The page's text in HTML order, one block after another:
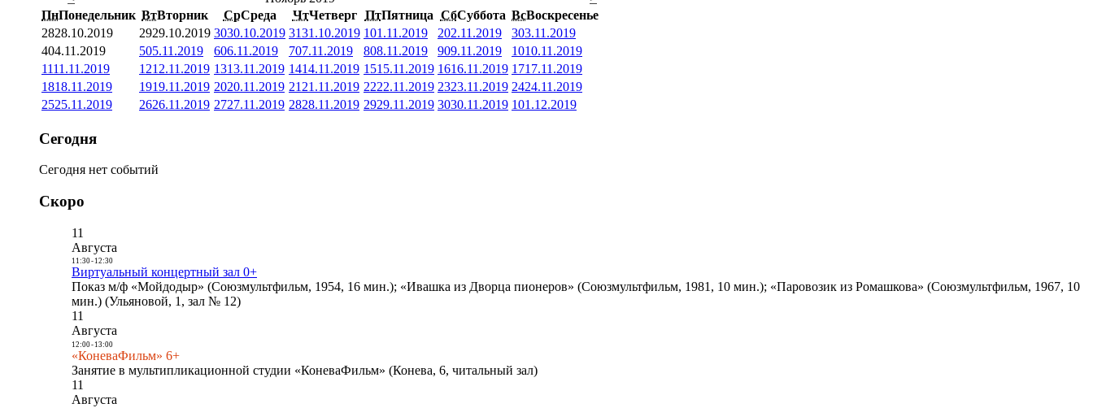
ПнПонедельник ВтВторник СрСреда ЧтЧетверг ПтПятница СбСуббота ВсВоскресенье
2828.10.2019 2929.10.2019 3030.10.2019 3131.10.2019 101.11.2019 202.11.2019 303.11.2019
404.11.2019 505.11.2019 606.11.2019 707.11.2019 808.11.2019 909.11.2019 1010.11.2019
1111.11.2019 1212.11.2019 1313.11.2019 1414.11.2019 1515.11.2019 1616.11.2019 1717.11.2019
1818.11.2019 1919.11.2019 2020.11.2019 21 21.11.2019 2222.11.2019 2323.11.2019 2424.11.2019
2525.11.2019 2626.11.2019 2727.11.2019 2828.11.2019 2929.11.2019 3030.11.2019 101.12.2019
Сегодня
Сегодня нет событий
Скоро
11
Августа
11:30- 12:30
Виртуальный концертный зал 0+
Показ м/ф «Мойдодыр» (Союзмультфильм, 1954, 16 мин.); «Ивашка из Дворца пионеров» (Союзмультфильм, 1981, 10 мин.); «Паровозик из Ромашкова» (Союзмультфильм, 1967, 10
мин.) (Ульяновой, 1, зал № 12)
11
Августа
12:00- 13:00
«КоневаФильм» 6+
Занятие в мультипликационной студии «КоневаФильм» (Конева, 6, читальный зал)
11
Августа